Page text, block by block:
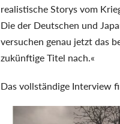
realistische Storys vom
Die der Deutschen und
versuchen genau jetzt das
zukünftige Titel nach.«
Das vollständige Interview